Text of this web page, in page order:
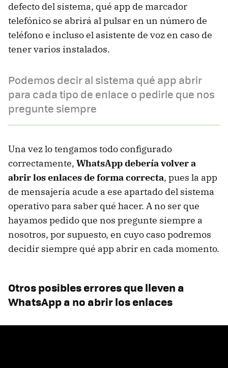
defecto del sistema, qué app de marcador
telefónico se abrirá al pulsar en un número de
teléfono e incluso el asistente de voz en caso de
tener varios instalados.
Podemos decir al sistema qué app abrir
para cada tipo de enlace o pedirle que nos
pregunte siempre
Una vez lo tengamos todo configurado
correctamente, WhatsApp debería volver a
abrir los enlaces de forma correcta, pues la app
de mensajería acude a ese apartado del sistema
operativo para saber qué hacer. A no ser que
hayamos pedido que nos pregunte siempre a
nosotros, por supuesto, en cuyo caso podremos
decidir siempre qué app abrir en cada momento.
Otros posibles errores que lleven a
WhatsApp a no abrir los enlaces